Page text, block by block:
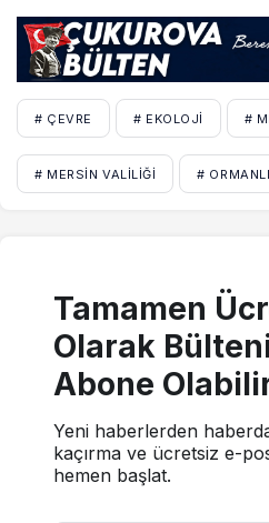
# ÇEVRE # EKOLOJI #
# MERSIN VALILIĞI #
Tamamen
Olarak
Abone
Yeni haberlerden
kaçırma ve ücretsiz e-
hemen başlat.